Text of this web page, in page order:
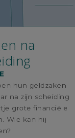
na
hun geldzaken
na zijn scheiding
grote financiële
Wie kan hij